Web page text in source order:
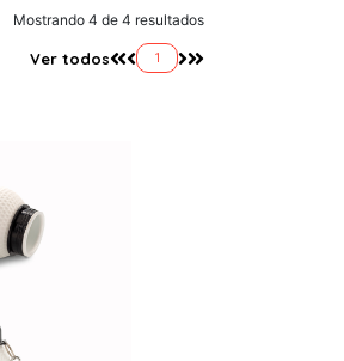
Mostrando 4 de 4 resultados
Ver todos 1